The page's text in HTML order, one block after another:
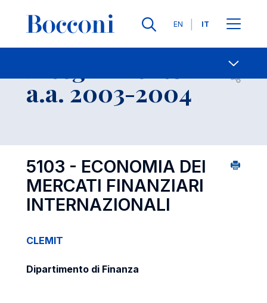
Lingue
EN IT
-
a.a. 2003-2004 Open
5103 - ECONOMIA DEI
MERCATI FINANZIARI
INTERNAZIONALI
CLEMIT
Dipartimento di Finanza